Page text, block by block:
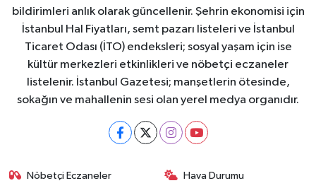
bildirimleri anlık olarak güncellenir. Şehrin ekonomisi için
İstanbul Hal Fiyatları, semt pazarı listeleri ve İstanbul
Ticaret Odası (İTO) endeksleri; sosyal yaşam için ise
kültür merkezleri etkinlikleri ve nöbetçi eczaneler
listelenir. İstanbul Gazetesi; manşetlerin ötesinde,
sokağın ve mahallenin sesi olan yerel medya organıdır.
Nöbetçi Eczaneler Hava Durumu